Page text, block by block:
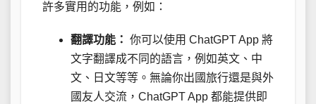
許多實用的功能，例如：
翻譯功能： 你可以使用 ChatGPT App 將
文字翻譯成不同的語言，例如英文、中
文、日文等等。無論你出國旅行還是與外
國友人交流，ChatGPT App 都能提供即